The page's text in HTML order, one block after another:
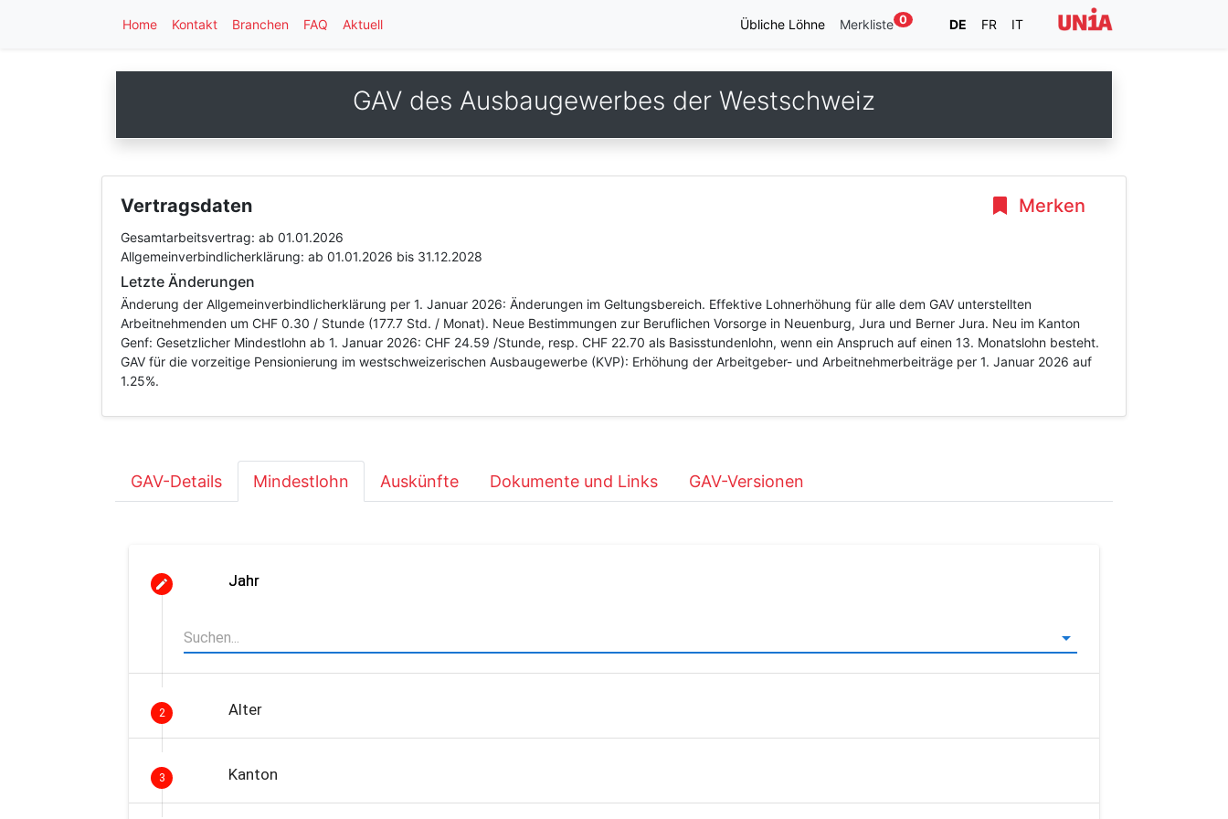
Home Kontakt Branchen FAQ Aktuell Übliche Löhne Merkliste 0 DE FR IT
GAV des Ausbaugewerbes der Westschweiz
Merken
Vertragsdaten
Gesamtarbeitsvertrag: ab 01.01.2026
Allgemeinverbindlicherklärung: ab 01.01.2026 bis 31.12.2028
Letzte Änderungen
Änderung der Allgemeinverbindlicherklärung per 1. Januar 2026: Änderungen im Geltungsbereich. Effektive Lohnerhöhung für alle dem GAV unterstellten
Arbeitnehmenden um CHF 0.30 / Stunde (177.7 Std. / Monat). Neue Bestimmungen zur Beruflichen Vorsorge in Neuenburg, Jura und Berner Jura. Neu im Kanton
Genf: Gesetzlicher Mindestlohn ab 1. Januar 2026: CHF 24.59 /Stunde, resp. CHF 22.70 als Basisstundenlohn, wenn ein Anspruch auf einen 13. Monatslohn besteht.
GAV für die vorzeitige Pensionierung im westschweizerischen Ausbaugewerbe (KVP): Erhöhung der Arbeitgeber- und Arbeitnehmerbeiträge per 1. Januar 2026 auf
1.25%.
GAV-Details Mindestlohn Auskünfte Dokumente und Links GAV-Versionen
Jahr
2 Alter
3 Kanton